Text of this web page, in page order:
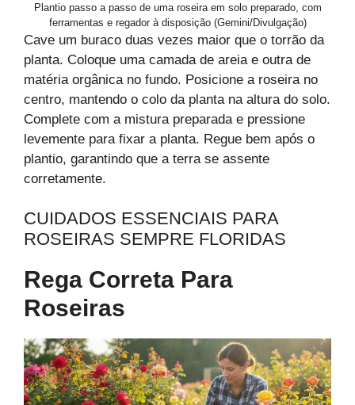
Plantio passo a passo de uma roseira em solo preparado, com
ferramentas e regador à disposição (Gemini/Divulgação)
Cave um buraco duas vezes maior que o torrão da
planta. Coloque uma camada de areia e outra de
matéria orgânica no fundo. Posicione a roseira no
centro, mantendo o colo da planta na altura do solo.
Complete com a mistura preparada e pressione
levemente para fixar a planta. Regue bem após o
plantio, garantindo que a terra se assente
corretamente.
CUIDADOS ESSENCIAIS PARA
ROSEIRAS SEMPRE FLORIDAS
Rega Correta Para
Roseiras